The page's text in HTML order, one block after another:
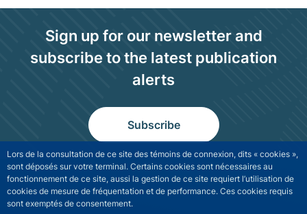
Lors de la consultation de ce site des témoins de connexion, dits « cookies »,
sont déposés sur votre terminal. Certains cookies sont nécessaires au
fonctionnement de ce site, aussi la gestion de ce site requiert l’utilisation de
cookies de mesure de fréquentation et de performance. Ces cookies requis
sont exemptés de consentement.
Sign up for our newsletter and
subscribe to the latest publication
alerts
Subscribe